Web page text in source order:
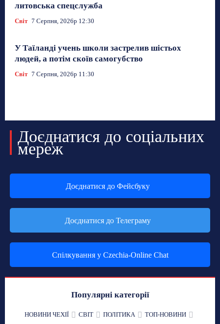
литовська спецслужба
Світ 7 Серпня, 2026р 12:30
У Таїланді учень школи застрелив шістьох
людей, а потім скоїв самогубство
Світ 7 Серпня, 2026р 11:30
Доєднатися до соціальних
мереж
Доєднатися до Фейсбуку
Доєднатися до Телеграму
Спілкування у Czechia-Online Chat
Популярні категорії
НОВИНИ ЧЕХІЇ СВІТ ПОЛІТИКА
ТОП-НОВИНИ